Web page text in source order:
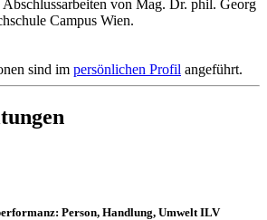
von Mag. Dr. phil. Georg
Campus Wien.
sind im persönlichen Profil angeführt.
Person, Handlung, Umwelt ILV